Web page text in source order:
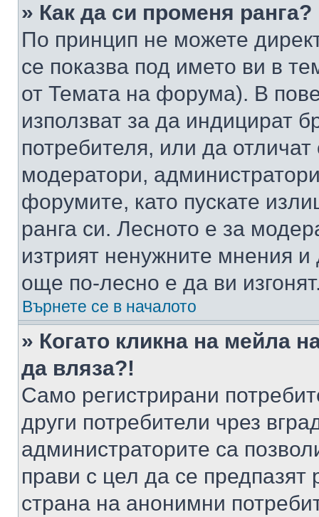
» Как да си променя ранга?
По принцип не можете
се показва под името ви в
от Темата на форума). В
използват за да индицират
потребителя, или да
модератори,
форумите, като пускате
ранга си. Лесното е за
изтрият ненужните мнения
още по-лесно е да ви
Върнете се в началото
» Когато кликна на мейла
да вляза?!
Само регистрирани
други потребители чрез
администраторите са
прави с цел да се предпазят
страна на анонимни